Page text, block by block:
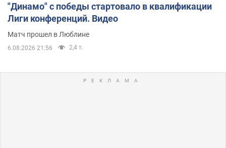
"Динамо" с победы стартовало в квалификации
Лиги конференций. Видео
Матч прошел в Люблине
6.08.2026 21:56 2,4 т.